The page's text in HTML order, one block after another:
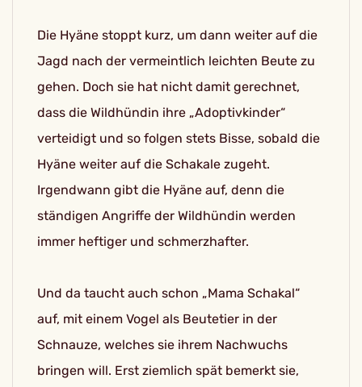
Die Hyäne stoppt kurz, um dann weiter auf die
Jagd nach der vermeintlich leichten Beute zu
gehen. Doch sie hat nicht damit gerechnet,
dass die Wildhündin ihre „Adoptivkinder“
verteidigt und so folgen stets Bisse, sobald die
Hyäne weiter auf die Schakale zugeht.
Irgendwann gibt die Hyäne auf, denn die
ständigen Angriffe der Wildhündin werden
immer heftiger und schmerzhafter.
Und da taucht auch schon „Mama Schakal“
auf, mit einem Vogel als Beutetier in der
Schnauze, welches sie ihrem Nachwuchs
bringen will. Erst ziemlich spät bemerkt sie,